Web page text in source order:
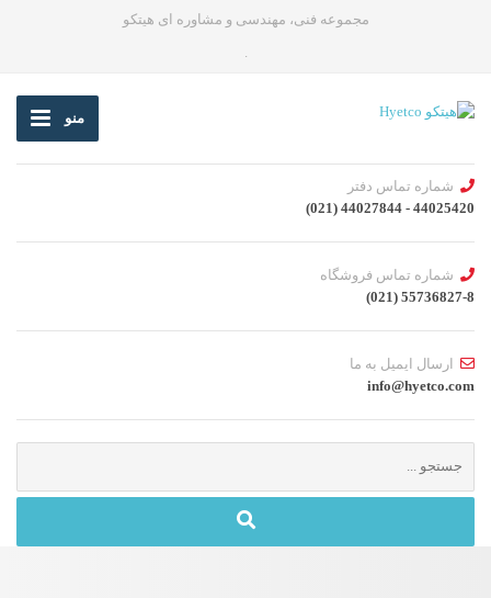
مجموعه فنی، مهندسی و مشاوره ای هیتکو
.
منو
شماره تماس دفتر
44025420 - 44027844 (021)
شماره تماس فروشگاه
55736827-8 (021)
ارسال ایمیل به ما
info@hyetco.com